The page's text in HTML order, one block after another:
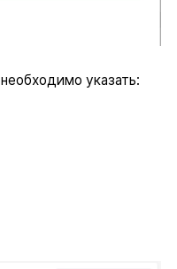
указать: